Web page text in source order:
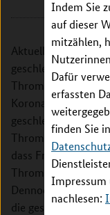
Indem Sie
auf dieser
mitzählen,
Dafür
erfassten
finden Sie
Impressum
nachlesen:
Aktuelle
dass Frauen
Dennoch sprechen
die